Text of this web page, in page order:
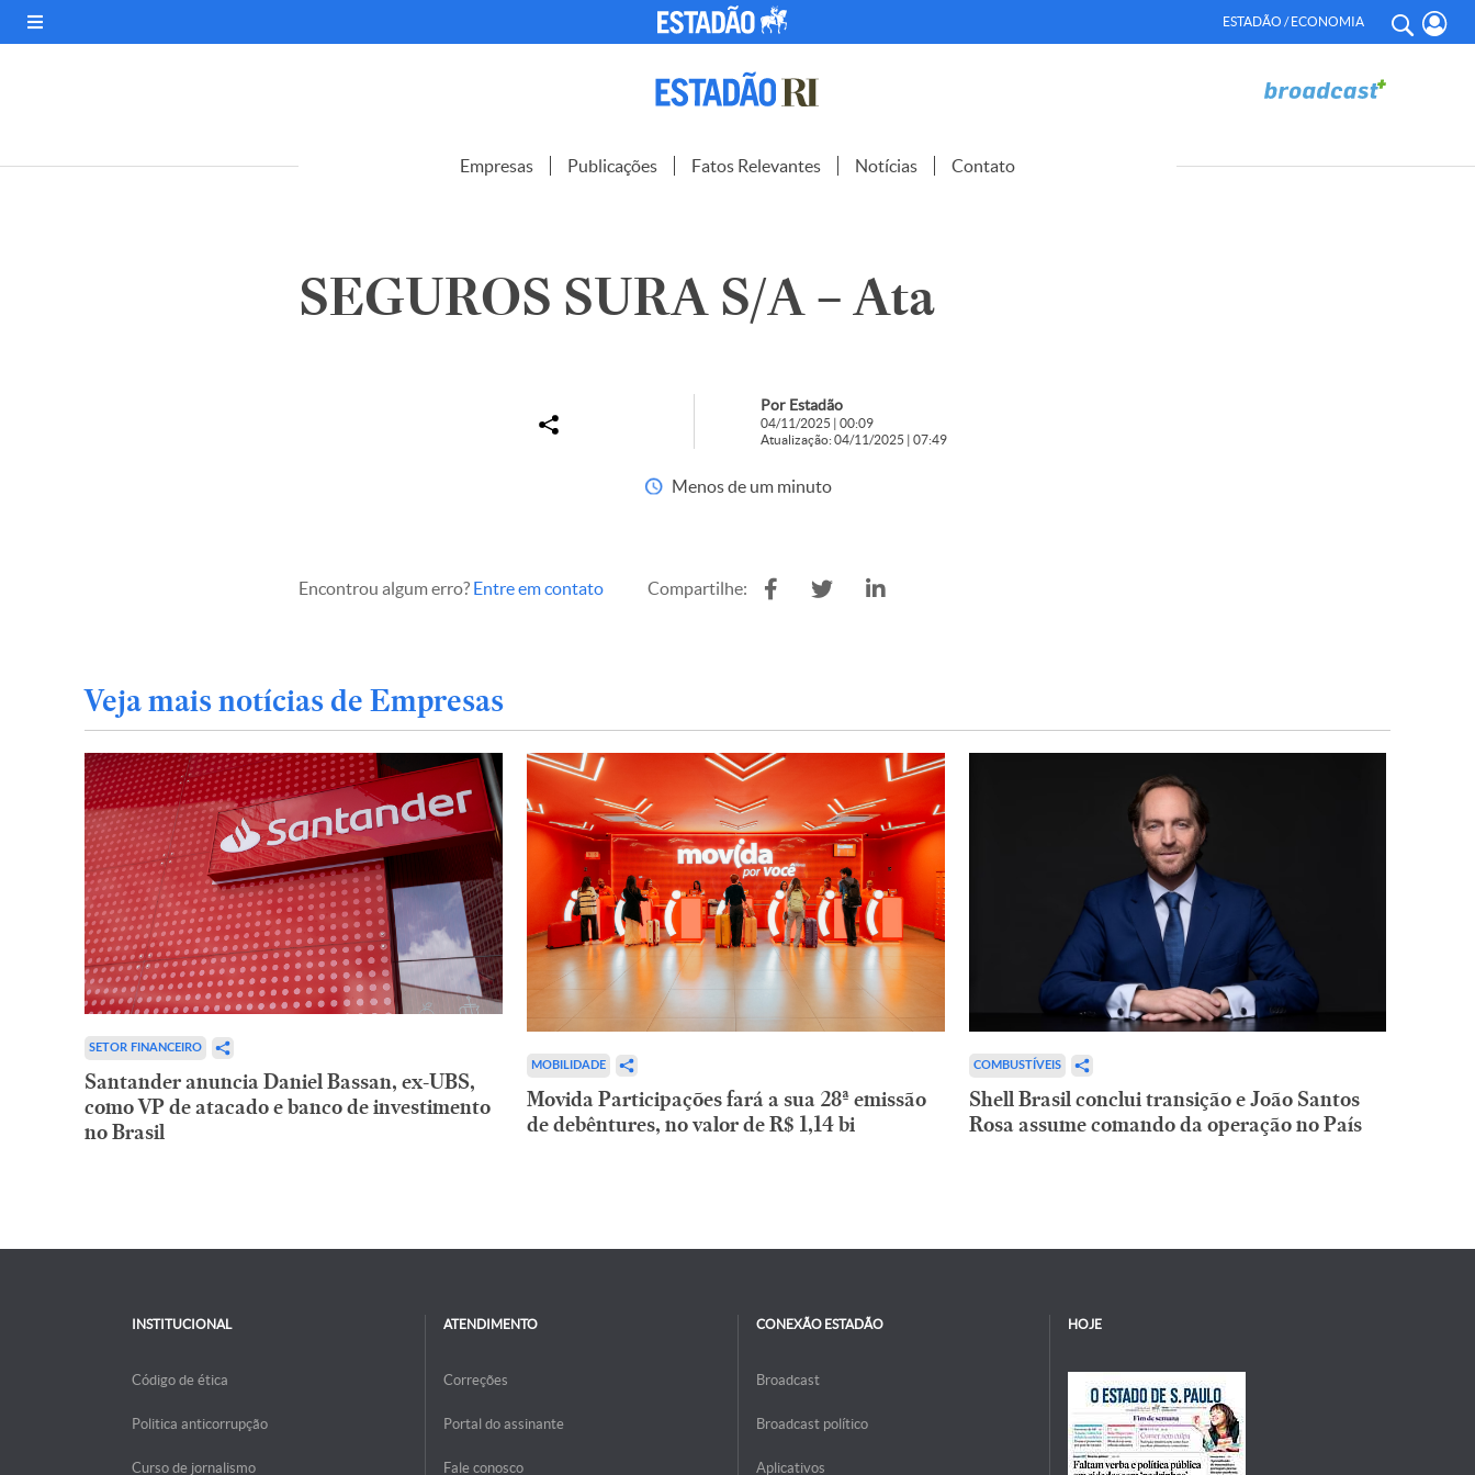
ESTADÃO / ECONOMIA
Empresas Publicações Fatos Relevantes Notícias Contato
SEGUROS SURA S/A – Ata
Por Estadão
04/11/2025 | 00:09
Atualização: 04/11/2025 | 07:49
Menos de um minuto
Encontrou algum erro? Entre em contato Compartilhe:
Veja mais notícias de Empresas
SETOR FINANCEIRO
Santander anuncia Daniel Bassan, ex-UBS,
como VP de atacado e banco de investimento
no Brasil
MOBILIDADE
Movida Participações fará a sua 28ª emissão
de debêntures, no valor de R$ 1,14 bi
COMBUSTÍVEIS
Shell Brasil conclui transição e João Santos
Rosa assume comando da operação no País
INSTITUCIONAL
Código de ética
Politica anticorrupção
Curso de jornalismo
ATENDIMENTO
Correções
Portal do assinante
Fale conosco
CONEXÃO ESTADÃO
Broadcast
Broadcast político
Aplicativos
HOJE